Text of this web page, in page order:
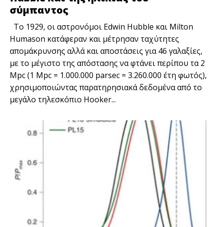
σύμπαντος
Το 1929, οι αστρονόμοι Edwin Hubble και Milton
Humason κατάφεραν και μέτρησαν ταχύτητες
απομάκρυνσης αλλά και αποστάσεις για 46 γαλαξίες,
με το μέγιστο της απόστασης να φτάνει περίπου τα 2
Mpc (1 Mpc = 1.000.000 parsec = 3.260.000 έτη φωτός),
χρησιμοποιώντας παρατηρησιακά δεδομένα από το
μεγάλο τηλεσκόπιο Hooker...